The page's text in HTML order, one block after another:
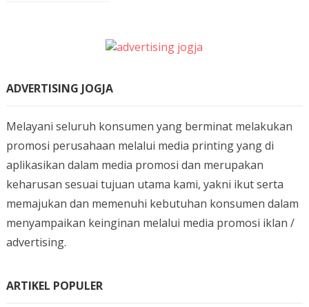
ADVERTISING JOGJA
Melayani seluruh konsumen yang berminat melakukan
promosi perusahaan melalui media printing yang di
aplikasikan dalam media promosi dan merupakan
keharusan sesuai tujuan utama kami, yakni ikut serta
memajukan dan memenuhi kebutuhan konsumen dalam
menyampaikan keinginan melalui media promosi iklan /
advertising.
ARTIKEL POPULER